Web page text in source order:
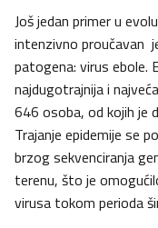
Još jedan primer u
intenzivno proučavan
patogena: virus ebole.
najdugotrajnija i
646 osoba, od kojih je
Trajanje epidemije se
brzog sekvenciranja
terenu, što je
virusa tokom perioda